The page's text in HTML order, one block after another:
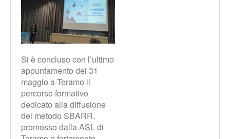
Si è concluso con l’ultimo
appuntamento del 31
maggio a Teramo il
percorso formativo
dedicato alla diffusione
del metodo SBARR,
promosso dalla ASL di